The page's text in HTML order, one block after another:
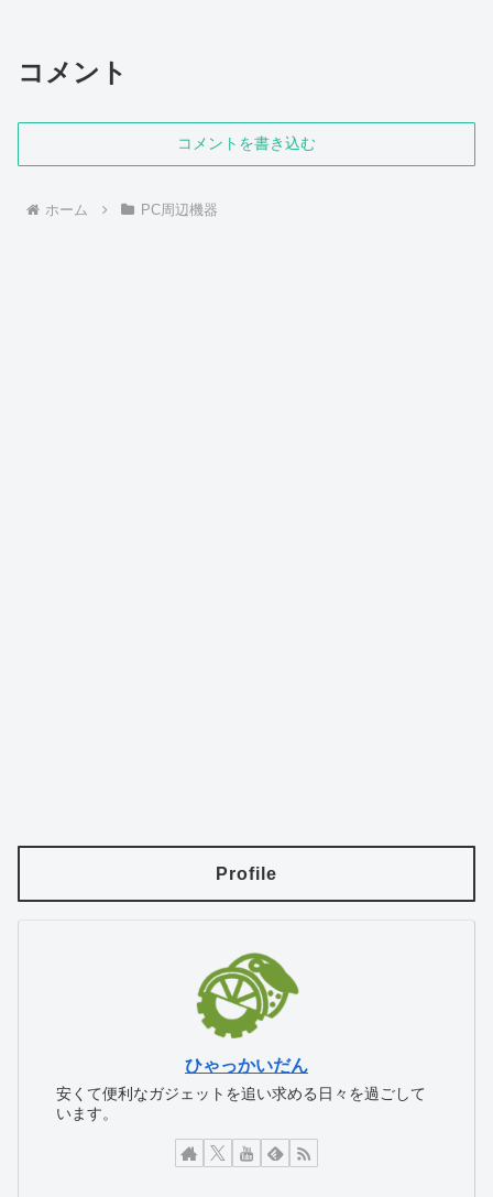
コメント
コメントを書き込む
ホーム PC周辺機器
Profile
ひゃっかいだん
安くて便利なガジェットを追い求める日々を過ごして
います。